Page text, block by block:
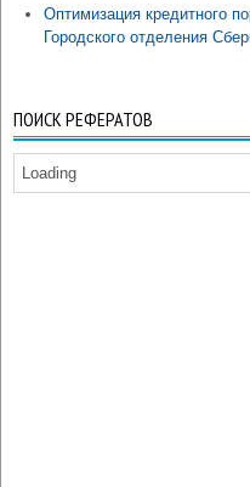
Оптимизация кредитного
Городского отделения
ПОИСК РЕФЕРАТОВ
Loading